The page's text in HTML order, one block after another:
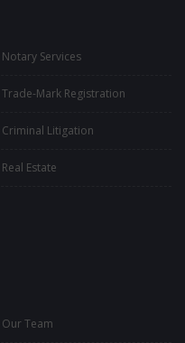
Notary Services
Trade-Mark Registration
Criminal Litigation
Real Estate
Our Team